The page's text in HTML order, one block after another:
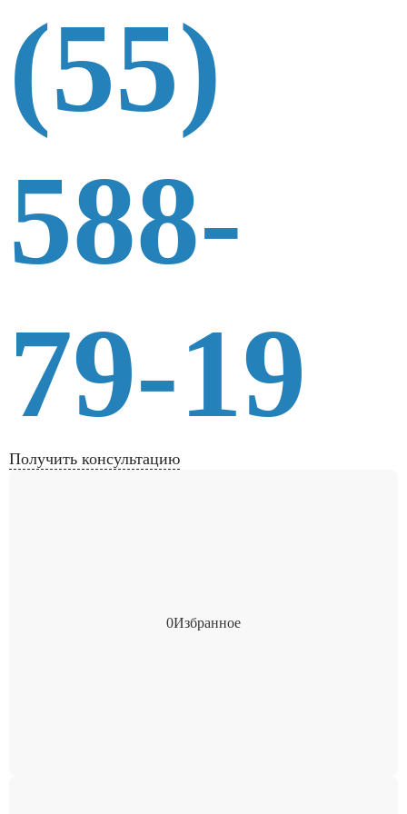
(55)
588-
79-19
Получить консультацию
0Избранное